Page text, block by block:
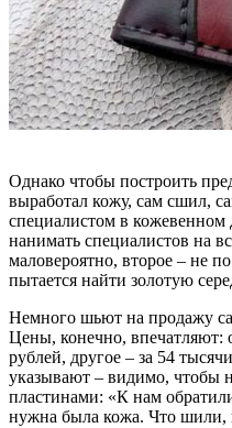
Однако чтобы построить
выработал кожу, сам сшил,
специалистом в
нанимать специалистов на
маловероятно, второе – не
пытается найти золотую
Немного шьют на продажу
Цены, конечно, впечатляют:
рублей, другое – за 54
указывают – видимо, чтобы
пластинами: «К нам
нужна была кожа. Что шили,